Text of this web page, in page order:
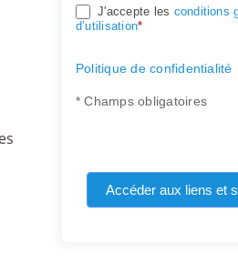
J'accepte les conditions
d’utilisation*
Politique de confidentialité
* Champs obligatoires
Accéder aux liens et